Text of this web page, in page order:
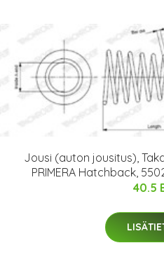
Jousi (auton jousitus),
PRIMERA Hatchback,
40.5